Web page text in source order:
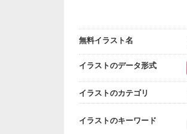
無料イラスト名
イラストのデータ形式
イラストのカテゴリ
イラストのキーワード